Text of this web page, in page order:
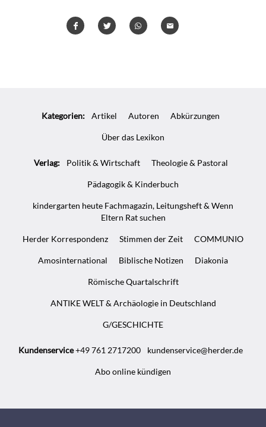
InfosKategorien: Artikel Autoren Abkürzungen
Über das Lexikon
Verlag: Politik & Wirtschaft Theologie & Pastoral
Pädagogik & Kinderbuch
kindergarten heute Fachmagazin, Leitungsheft & Wenn
Eltern Rat suchen
Herder Korrespondenz Stimmen der Zeit COMMUNIO
Amosinternational Biblische Notizen Diakonia
Römische Quartalschrift
ANTIKE WELT & Archäologie in Deutschland
G/GESCHICHTE
Kundenservice+49 761 2717200 kundenservice@herder.de
Abo online kündigen